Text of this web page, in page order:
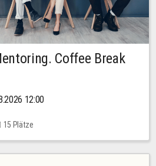
Coffee Break
12:00
15 Plätze